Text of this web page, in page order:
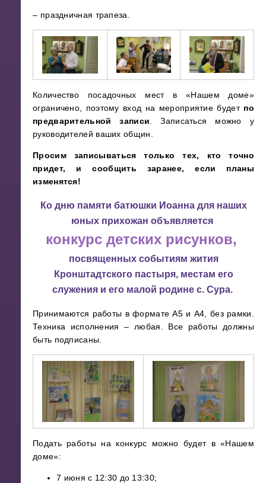
– ⁠праздничная трапеза.
Количество посадочных мест в «Нашем доме»
ограничено, поэтому вход на мероприятие будет по
предварительной записи . Записаться можно у
руководителей ваших общин.
Просим записываться только тех, кто точно
придет, и сообщить заранее, если планы
изменятся!
Ко дню памяти батюшки Иоанна для наших
юных прихожан объявляется
конкурс детских рисунков,
посвященных событиям жития
Кронштадтского пастыря, местам его
служения и его малой родине с. Сура.
Принимаются работы в формате А5 и А4, без рамки.
Техника исполнения – любая. Все работы должны
быть подписаны.
Подать работы на конкурс можно будет в «Нашем
доме»:
7 июня с 12:30 до 13:30;